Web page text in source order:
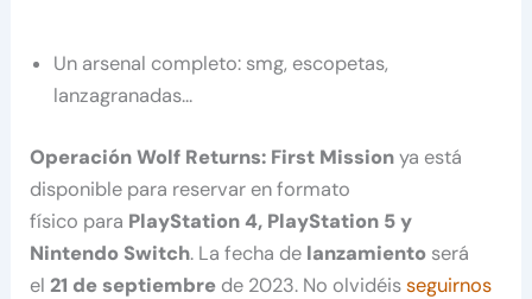
Un arsenal completo: smg, escopetas,
lanzagranadas…
Operación Wolf Returns: First Missionya está
disponible para reservar en formato
físico para PlayStation 4, PlayStation 5 y
Nintendo Switch. La fecha de lanzamiento será
el 21 de septiembre de 2023. No olvidéisseguirnos